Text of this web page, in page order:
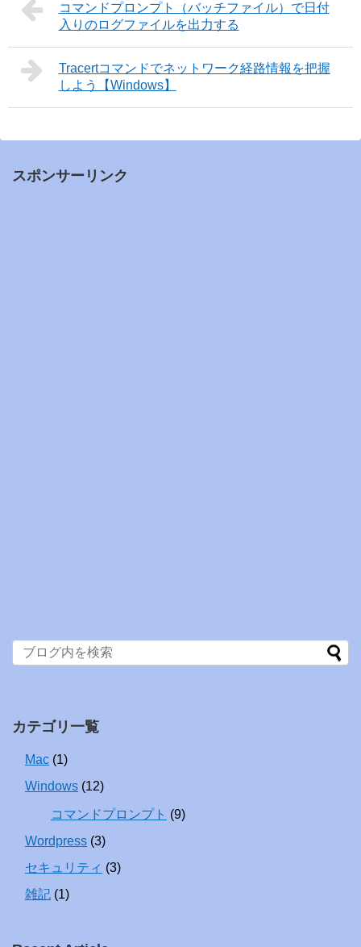
コマンドプロンプト（バッチファイル）で日付
入りのログファイルを出力する
Tracertコマンドでネットワーク経路情報を把握
しよう【Windows】
スポンサーリンク
カテゴリ一覧
Mac (1)
Windows (12)
コマンドプロンプト (9)
Wordpress (3)
セキュリティ (3)
雑記 (1)